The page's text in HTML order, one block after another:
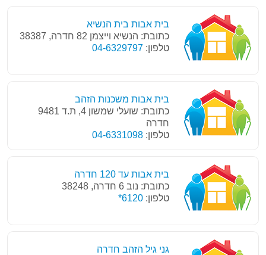
בית אבות בית הנשיא
כתובת: הנשיא וייצמן 82 חדרה, 38387
טלפון: 04-6329797
בית אבות משכנות הזהב
כתובת: שועלי שמשון 4, ת.ד 9481
חדרה
טלפון: 04-6331098
בית אבות עד 120 חדרה
כתובת: נוב 6 חדרה, 38248
טלפון: 6120*
גני גיל הזהב חדרה